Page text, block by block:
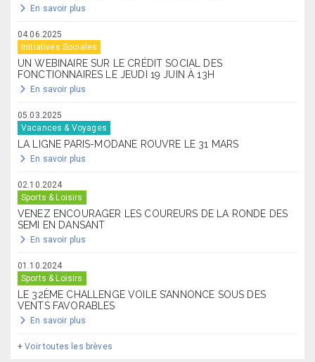
En savoir plus
04.06.2025
Initiatives Sociales
UN WEBINAIRE SUR LE CRÉDIT SOCIAL DES
FONCTIONNAIRES LE JEUDI 19 JUIN À 13H
En savoir plus
05.03.2025
Vacances & Voyages
LA LIGNE PARIS-MODANE ROUVRE LE 31 MARS
En savoir plus
02.10.2024
Sports & Loisirs
VENEZ ENCOURAGER LES COUREURS DE LA RONDE DES
SEMI EN DANSANT
En savoir plus
01.10.2024
Sports & Loisirs
LE 32ÈME CHALLENGE VOILE S’ANNONCE SOUS DES
VENTS FAVORABLES
En savoir plus
+Voir toutes les brèves